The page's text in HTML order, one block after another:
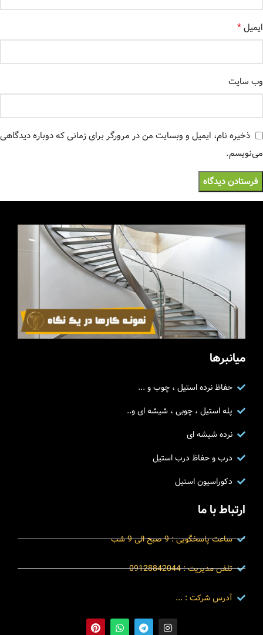
ایمیل*
وب‌ سایت
ذخیره نام، ایمیل و وبسایت من در مرورگر برای زمانی که دوباره دیدگاهی
می‌نویسم.
میانبرها
حفاظ نرده استیل ، چوب و ...
پله استیل ، چوبی ، شیشه ای و..
نرده شیشه ای
درب و حفاظ درب استیل
دکوراسیون استیل
ارتباط با ما
ساعت پاسخگویی : 9 صبح الی 9 شب
تلفن مدیریت : 09128842044
آدرس شرکت : ...